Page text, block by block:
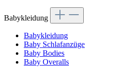
Babykleidung
Babykleidung
Baby Schlafanzüge
Baby Bodies
Baby Overalls